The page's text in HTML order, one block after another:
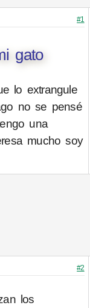
#1
gato
lo extrangule
no se pensé
una
mucho soy
#2
los